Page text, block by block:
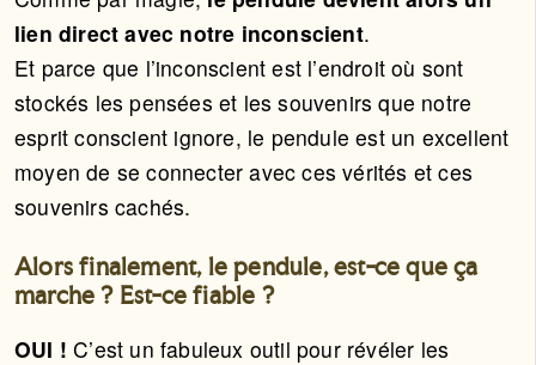
lien direct avec notre inconscient.
Et parce que l’inconscient est l’endroit où sont
stockés les pensées et les souvenirs que notre
esprit conscient ignore, le pendule est un excellent
moyen de se connecter avec ces vérités et ces
souvenirs cachés.
Alors finalement, le pendule, est-ce que ça
marche ? Est-ce fiable ?
OUI ! C’est un fabuleux outil pour révéler les